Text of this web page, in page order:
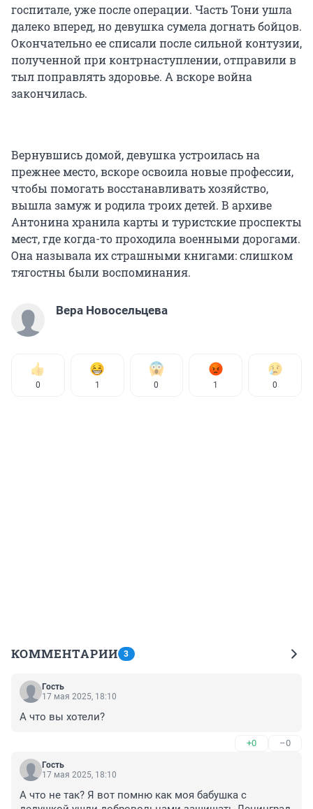
госпитале, уже после операции. Часть Тони ушла
далеко вперед, но девушка сумела догнать бойцов.
Окончательно ее списали после сильной контузии,
полученной при контрнаступлении, отправили в
тыл поправлять здоровье. А вскоре война
закончилась.
Вернувшись домой, девушка устроилась на
прежнее место, вскоре освоила новые профессии,
чтобы помогать восстанавливать хозяйство,
вышла замуж и родила троих детей. В архиве
Антонина хранила карты и туристские проспекты
мест, где когда-то проходила военными дорогами.
Она называла их страшными книгами: слишком
тягостны были воспоминания.
Вера Новосельцева
0 1 0 1 0
КОММЕНТАРИИ 3
Гость
17 мая 2025, 18:10
А что вы хотели?
+0 –0
Гость
17 мая 2025, 18:10
А что не так? Я вот помню как моя бабушка с